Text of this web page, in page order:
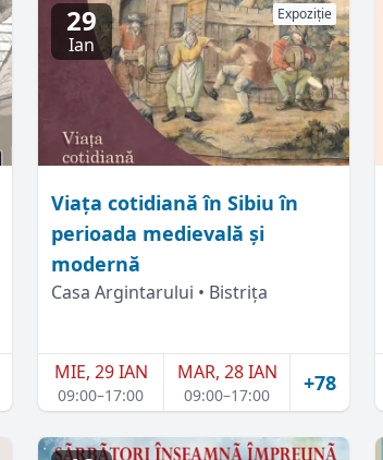
29
Ian
Expoziție
Viața cotidiană în Sibiu în
perioada medievală și
modernă
Casa Argintarului • Bistrița
MIE, 29 IAN
09:00–17:00
MAR, 28 IAN
09:00–17:00 +78